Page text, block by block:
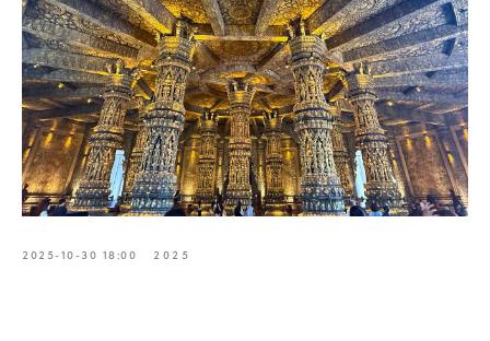
2025-10-30 18:00 2025